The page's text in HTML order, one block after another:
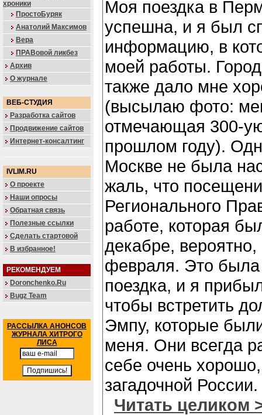
хроники
ПростоБуряк
Анатолий Максимов
Вера
ПРАВовой ликбез
Архив
О журнале
ВЕБ-СТУДИЯ
Разработка сайтов
Продвижение сайтов
Интернет-консалтинг
IVLIM.RU
О проекте
Наши опросы
Обратная связь
Полезные ссылки
Сделать стартовой
В избранное!
РЕКОМЕНДУЕМ
Doronchenko.Ru
Bugz Team
РАССЫЛКА АНОНСОВ
ЖУРНАЛА ХИТРОГО
ЛИСА
Моя поездка в
успешна, и я был
информацию, в
моей работы.
также дало мне
(высылаю фото:
отмечающая 300-
прошлом году).
Москве не была
жаль, что
Регионального
работе, которая
декабре,
февраля. Это была
поездка, и я
чтобы встретить
Эмпу, которые
меня. Они всегда
себе очень
загадочной России.
Читать целиком